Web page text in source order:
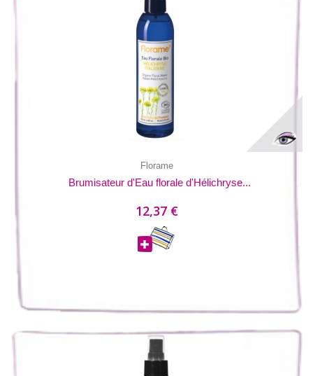
Florame
Brumisateur d'Eau florale d'Hélichryse...
12,37 €